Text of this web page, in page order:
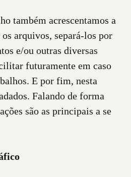
também acrescentamos a
arquivos, separá-los por
e/ou outras diversas
futuramente em caso
E por fim, nesta
Falando de forma
são as principais a se